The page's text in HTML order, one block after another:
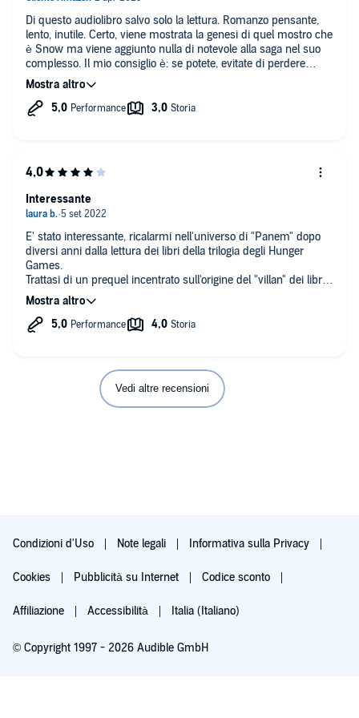
Di questo audiolibro salvo solo la lettura. Romanzo pensante,
lento, inutile. Certo, viene mostrata la genesi di quel mostro che
è Snow ma viene aggiunto nulla di notevole alla saga nel suo
complesso. Il mio consiglio è: se potete, evitate di perdere
tempo ascoltandolo. Non lascia nulla se non la perplessità di
sapere cosa né è stato dell'eroina femminile.
E' stato interessante, ricalarmi nell'universo di "Panem" dopo
diversi anni dalla lettura dei libri della trilogia degli Hunger
Games.
Trattasi di un prequel incentrato sull'origine del "villan" dei libri
della trilogia: il Presidente Snow, che inizialmente, seppur
indubbiamente vanesio e arrivista, tanto cattivo in fondo non
era.
Interessante
Vedi altre recensioni
Condizioni d'Uso Note legali Informativa sulla Privacy
Cookies Pubblicità su Internet Codice sconto
Affiliazione Accessibilità Italia (Italiano)
© Copyright 1997 - 2026 Audible GmbH